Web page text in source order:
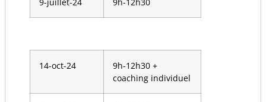
14-oct-24
9h-12h30 +
coaching individuel